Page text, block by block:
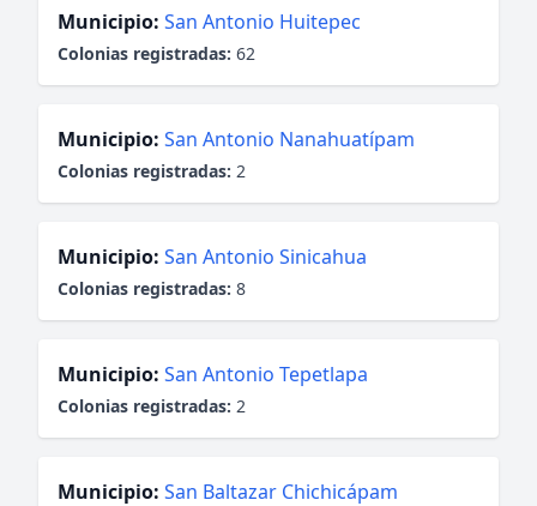
Municipio: San Antonio Huitepec
Colonias registradas: 62
Municipio: San Antonio Nanahuatípam
Colonias registradas: 2
Municipio: San Antonio Sinicahua
Colonias registradas: 8
Municipio: San Antonio Tepetlapa
Colonias registradas: 2
Municipio: San Baltazar Chichicápam